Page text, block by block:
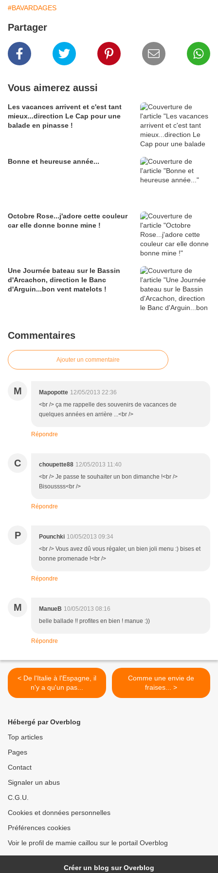
#BAVARDAGES
Partager
Vous aimerez aussi
Les vacances arrivent et c'est tant
mieux...direction Le Cap pour une
balade en pinasse !
Bonne et heureuse année...
Octobre Rose...j'adore cette couleur
car elle donne bonne mine !
Une Journée bateau sur le Bassin
d'Arcachon, direction le Banc
d'Arguin...bon vent matelots !
Commentaires
Ajouter un commentaire
M Mapopotte 12/05/2013 22:36
<br /> ça me rappelle des souvenirs de vacances de
quelques années en arrière ...<br />
Répondre
C choupette88 12/05/2013 11:40
<br /> Je passe te souhaiter un bon dimanche !<br />
Bisoussss<br />
Répondre
P Pounchki 10/05/2013 09:34
<br /> Vous avez dû vous régaler, un bien joli menu :) bises et
bonne promenade !<br />
Répondre
M ManueB 10/05/2013 08:16
belle ballade !! profites en bien ! manue :))
Répondre
< De l'Italie à l'Espagne, il
n'y a qu'un pas...
Comme une envie de
fraises... >
Hébergé par Overblog
Top articles
Pages
Contact
Signaler un abus
C.G.U.
Cookies et données personnelles
Préférences cookies
Voir le profil de mamie caillou sur le portail Overblog
Créer un blog sur Overblog